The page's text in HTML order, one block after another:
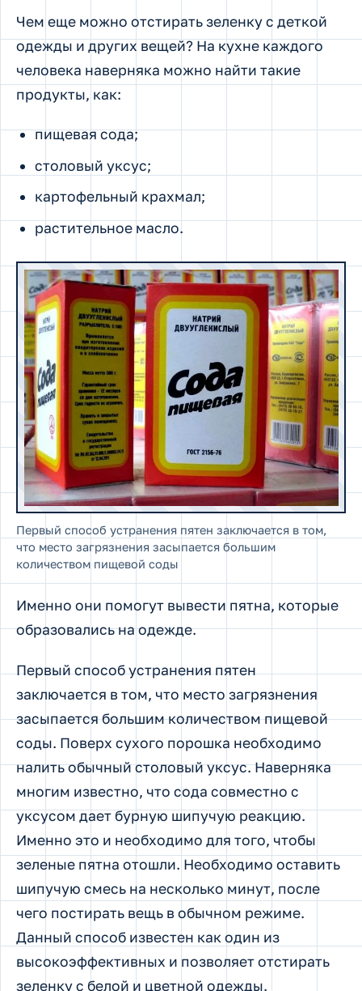
Чем еще можно отстирать зеленку с деткой
одежды и других вещей? На кухне каждого
человека наверняка можно найти такие
продукты, как:
пищевая сода;
столовый уксус;
картофельный крахмал;
растительное масло.
Первый способ устранения пятен заключается в том,
что место загрязнения засыпается большим
количеством пищевой соды
Именно они помогут вывести пятна, которые
образовались на одежде.
Первый способ устранения пятен
заключается в том, что место загрязнения
засыпается большим количеством пищевой
соды. Поверх сухого порошка необходимо
налить обычный столовый уксус. Наверняка
многим известно, что сода совместно с
уксусом дает бурную шипучую реакцию.
Именно это и необходимо для того, чтобы
зеленые пятна отошли. Необходимо оставить
шипучую смесь на несколько минут, после
чего постирать вещь в обычном режиме.
Данный способ известен как один из
высокоэффективных и позволяет отстирать
зеленку с белой и цветной одежды.